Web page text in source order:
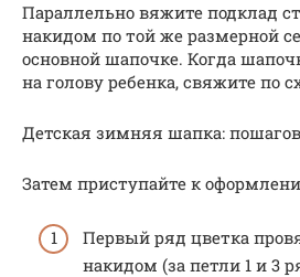
Параллельно вяжите подклад
накидом по той же размерной
основной шапочке. Когда
на голову ребенка, свяжите по
Детская зимняя шапка:
Затем приступайте к
Первый ряд цветка
накидом (за петли 1 и 3